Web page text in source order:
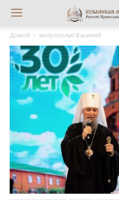
Домой митрополит Василий